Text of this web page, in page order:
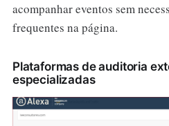
acompanhar eventos sem
frequentes na página.
Plataformas de auditoria
especializadas